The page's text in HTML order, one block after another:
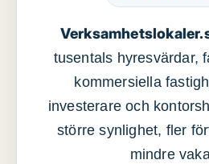
tusentals hyresvärdar,
kommersiella
investerare och
större synlighet, fler
mindre